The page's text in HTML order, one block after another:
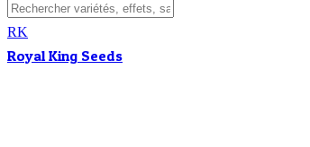
RK
Royal King Seeds